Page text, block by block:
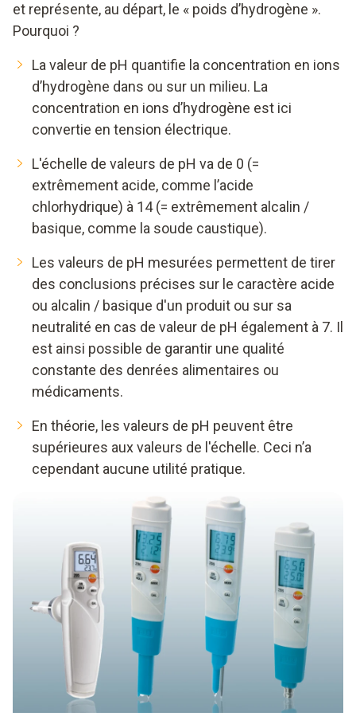
et représente, au départ, le « poids d’hydrogène ».
Pourquoi ?
La valeur de pH quantifie la concentration en ions
d’hydrogène dans ou sur un milieu. La
concentration en ions d’hydrogène est ici
convertie en tension électrique.
L'échelle de valeurs de pH va de 0 (=
extrêmement acide, comme l’acide
chlorhydrique) à 14 (= extrêmement alcalin /
basique, comme la soude caustique).
Les valeurs de pH mesurées permettent de tirer
des conclusions précises sur le caractère acide
ou alcalin / basique d'un produit ou sur sa
neutralité en cas de valeur de pH également à 7. Il
est ainsi possible de garantir une qualité
constante des denrées alimentaires ou
médicaments.
En théorie, les valeurs de pH peuvent être
supérieures aux valeurs de l'échelle. Ceci n’a
cependant aucune utilité pratique.